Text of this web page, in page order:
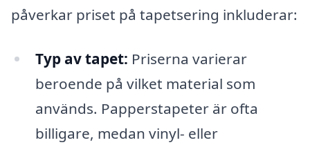
påverkar priset på tapetsering inkluderar:
Typ av tapet: Priserna varierar
beroende på vilket material som
används. Papperstapeter är ofta
billigare, medan vinyl- eller